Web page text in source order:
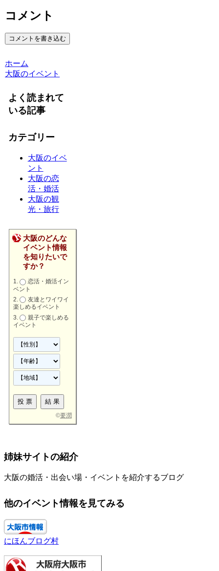
コメント
コメントを書き込む
ホーム
大阪のイベント
よく読まれて
いる記事
カテゴリー
大阪のイベ
ント
大阪の恋
活・婚活
大阪の観
光・旅行
大阪のどんな
イベント情報
を知りたいで
すか？
恋活・婚活イン
ベント
友達とワイワイ
楽しめるイベント
親子で楽しめる
イベント
©要潤
姉妹サイトの紹介
大阪の婚活・出会い場・イベントを紹介するブログ
他のイベント情報を見てみる
にほんブログ村